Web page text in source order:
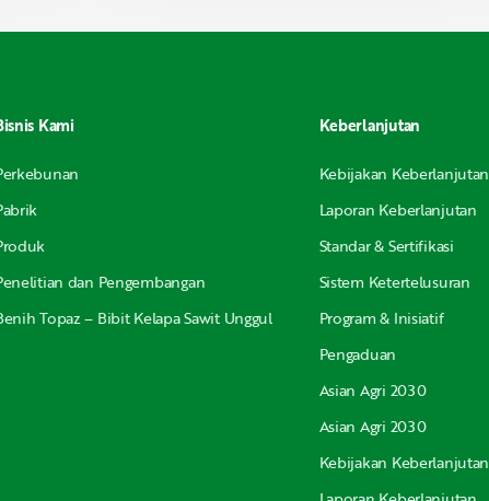
Kami
dan Pengembangan
Topaz – Bibit Kelapa Sawit Unggul
Keberlanjutan
Kebijakan Keberlanjutan
Laporan Keberlanjutan
Standar & Sertifikasi
Sistem Ketertelusuran
Program & Inisiatif
Pengaduan
Asian Agri 2030
Asian Agri 2030
Kebijakan Keberlanjutan